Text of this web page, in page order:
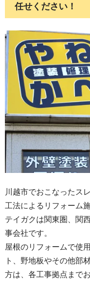
任せください！
川越市でおこなったス
工法によるリフォーム
テイガクは関東圏、関
事会社です。
屋根のリフォームで使
ト、野地板やその他部
方は、各工事拠点まで